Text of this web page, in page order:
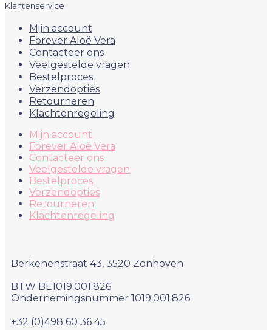
Klantenservice
Mijn account
Forever Aloë Vera
Contacteer ons
Veelgestelde vragen
Bestelproces
Verzendopties
Retourneren
Klachtenregeling
Mijn account
Forever Aloë Vera
Contacteer ons
Veelgestelde vragen
Bestelproces
Verzendopties
Retourneren
Klachtenregeling
Berkenenstraat 43, 3520 Zonhoven
BTW BE1019.001.826
Ondernemingsnummer 1019.001.826
+32 (0)498 60 36 45